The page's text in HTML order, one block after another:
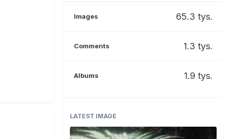
Images 65.3 tys.
Comments 1.3 tys.
Albums 1.9 tys.
LATEST IMAGE